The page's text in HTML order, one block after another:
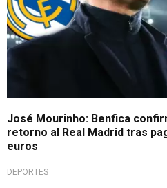
José Mourinho: Benfica
retorno al Real Madrid tras
euros
DEPORTES